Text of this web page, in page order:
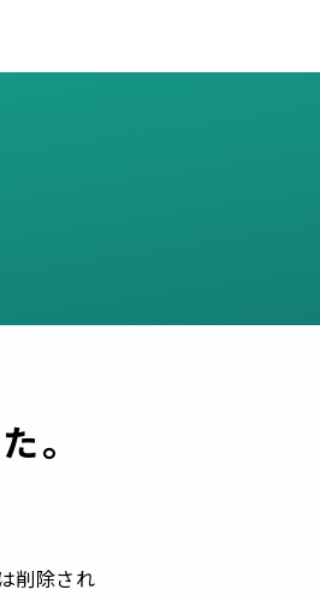
。
削除され